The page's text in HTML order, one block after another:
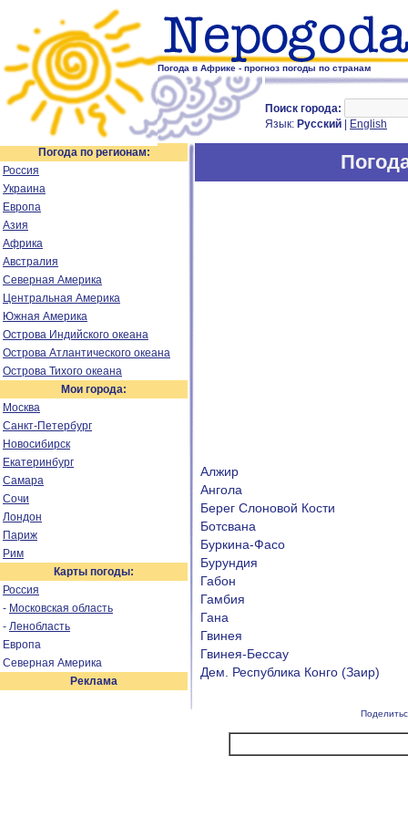
Погода в Африке - прогноз погоды по странам
Поиск города:
Язык: Русский English
Погода по регионам:
Россия
Украина
Европа
Азия
Африка
Австралия
Северная Америка
Центральная Америка
Южная Америка
Острова Индийского океана
Острова Атлантического океана
Острова Тихого океана
Мои города:
Москва
Санкт-Петербург
Новосибирск
Екатеринбург
Самара
Сочи
Лондон
Париж
Рим
Карты погоды:
Россия
- Московская область
- Ленобласть
Европа
Северная Америка
Реклама
Алжир
Ангола
Берег Слоновой Кости
Ботсвана
Буркина-Фасо
Бурундия
Габон
Гамбия
Гана
Гвинея
Гвинея-Бессау
Дем. Республика Конго (Заир)